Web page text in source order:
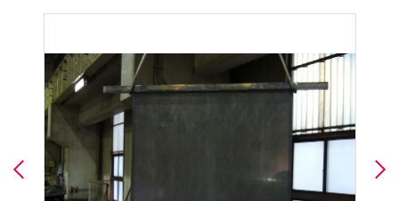
Previous